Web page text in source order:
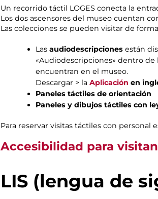
Un recorrido táctil LOGES conecta la
Los dos ascensores del museo cuentan
Las colecciones se pueden visitar de
Las audiodescripciones están
«Audiodescripciones» dentro de
encuentran en el museo.
Descargar > la Aplicación en
Paneles táctiles de orientación
Paneles y dibujos táctiles con
Para reservar visitas táctiles con personal
Accesibilidad para
LIS (lengua de